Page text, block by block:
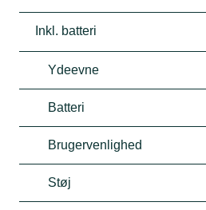
Inkl. batteri
Ydeevne
Batteri
Brugervenlighed
Støj